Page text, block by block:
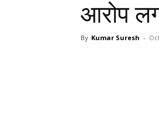
आरोप
By Kumar Suresh -